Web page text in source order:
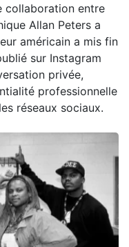
collaboration entre
Allan Peters a
américain a mis fin
sur Instagram
privée,
professionnelle
réseaux sociaux.